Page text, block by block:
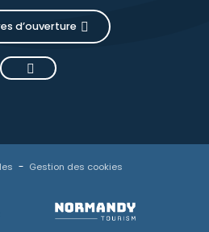
d’ouverture
Gestion des cookies